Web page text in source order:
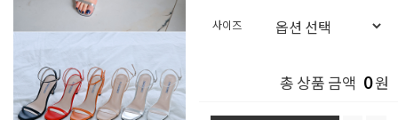
사이즈
총 상품 금액 0원